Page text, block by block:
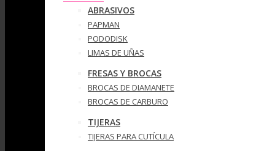
ABRASIVOS
PAPMAN
PODODISK
LIMAS DE UÑAS
FRESAS Y BROCAS
BROCAS DE DIAMANETE
BROCAS DE CARBURO
TIJERAS
TIJERAS PARA CUTÍCULA